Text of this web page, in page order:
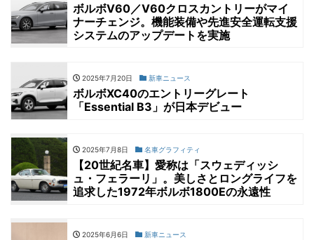
ボルボV60／V60クロスカントリーがマイ
ナーチェンジ。機能装備や先進安全運転支援
システムのアップデートを実施
2025年7月20日 新車ニュース
ボルボXC40のエントリーグレート
「Essential B3」が日本デビュー
2025年7月8日 名車グラフィティ
【20世紀名車】愛称は「スウェディッシ
ュ・フェラーリ」。美しさとロングライフを
追求した1972年ボルボ1800Eの永遠性
2025年6月6日 新車ニュース